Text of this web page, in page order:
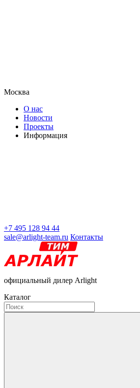
Москва
О нас
Новости
Проекты
Информация
+7 495 128 94 44
sale@arlight-team.ru Контакты
официальный дилер Arlight
Каталог